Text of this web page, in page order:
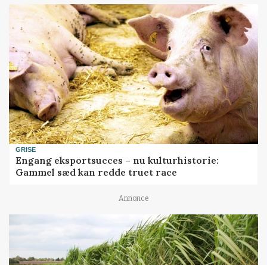
GRISE
Engang eksportsucces – nu kulturhistorie:
Gammel sæd kan redde truet race
Annonce